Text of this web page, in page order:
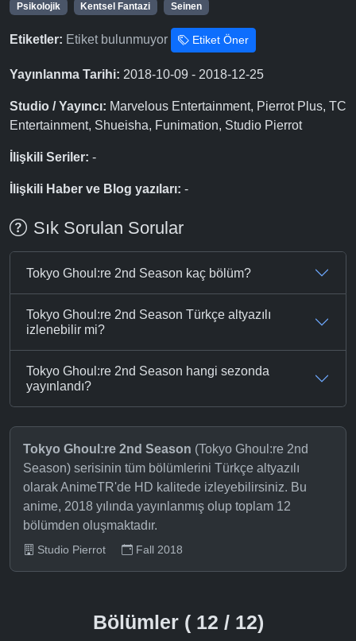
Psikolojik
Kentsel Fantazi Seinen
Etiketler: Etiket bulunmuyor Etiket Öner
Yayınlanma Tarihi: 2018-10-09 - 2018-12-25
Studio / Yayıncı: Marvelous Entertainment, Pierrot Plus, TC
Entertainment, Shueisha, Funimation, Studio Pierrot
İlişkili Seriler: -
İlişkili Haber ve Blog yazıları: -
Sık Sorulan Sorular
Tokyo Ghoul:re 2nd Season kaç bölüm?
Tokyo Ghoul:re 2nd Season Türkçe altyazılı
izlenebilir mi?
Tokyo Ghoul:re 2nd Season hangi sezonda
yayınlandı?
Tokyo Ghoul:re 2nd Season (Tokyo Ghoul:re 2nd
Season) serisinin tüm bölümlerini Türkçe altyazılı
olarak AnimeTR'de HD kalitede izleyebilirsiniz. Bu
anime, 2018 yılında yayınlanmış olup toplam 12
bölümden oluşmaktadır.
Studio Pierrot Fall 2018
Bölümler ( 12 / 12)